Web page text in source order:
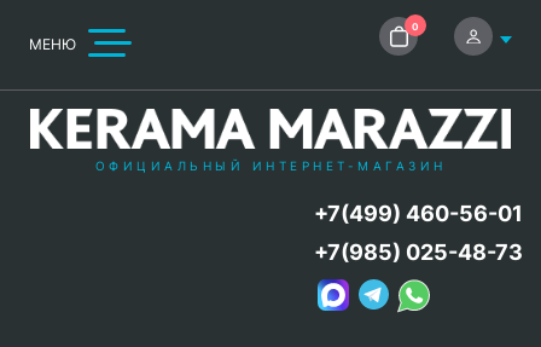
МЕНЮ
0
ОФИЦИАЛЬНЫЙ ИНТЕРНЕТ-МАГАЗИН
+7(499) 460-56-01
+7(985) 025-48-73